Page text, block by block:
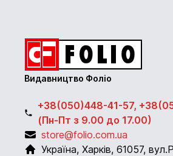
Видавництво Фоліо
+38(050)448-41-57,
(Пн-Пт з 9.00 до 17.00)
store@folio.com.ua
Україна, Харків, 61057,